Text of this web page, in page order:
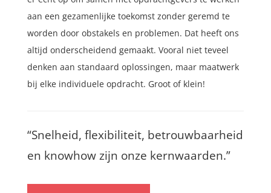
aan een gezamenlijke toekomst zonder geremd te
worden door obstakels en problemen. Dat heeft ons
altijd onderscheidend gemaakt. Vooral niet teveel
denken aan standaard oplossingen, maar maatwerk
bij elke individuele opdracht. Groot of klein!
“Snelheid, flexibiliteit, betrouwbaarheid
en knowhow zijn onze kernwaarden.”